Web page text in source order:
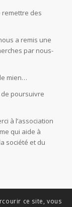
remettre des
a remis une
par nous-
mien…
poursuivre
à l’association
qui aide à
société et du
ce site, vous